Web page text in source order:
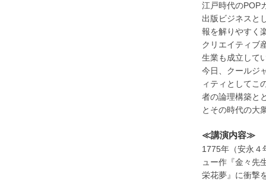
江戸時代のPOP
出版ビジネスと
報を解りやすく
クリエイティブ
生業も成立して
今日、クールジ
ィティとしてこ
者の論理構築と
とその時代の大
≪講演内容≫
1775年（安永４
ュー作『金々先
栄花夢』に衝撃